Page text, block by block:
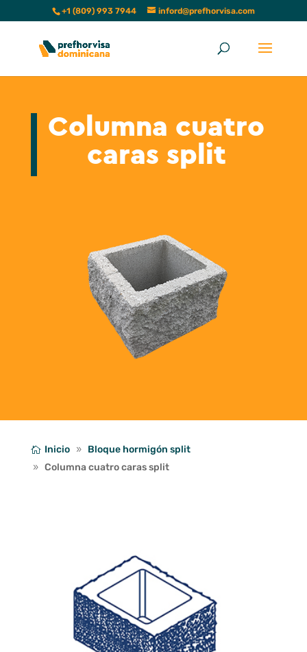
+1 (809) 993 7944 inford@prefhorvisa.com
Columna cuatro
caras split
Inicio
Bloque hormigón split
Columna cuatro caras split